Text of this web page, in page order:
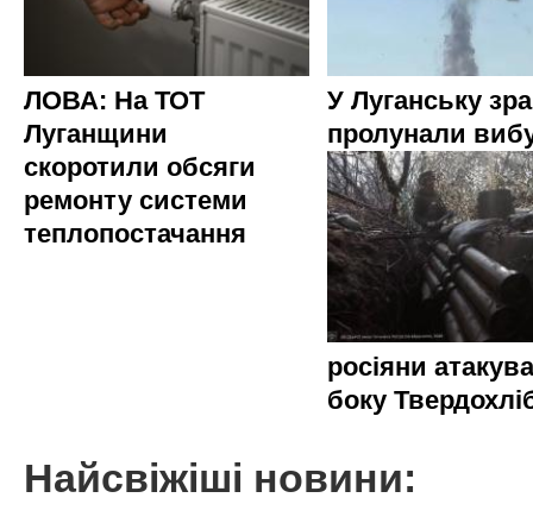
ЛОВА: На ТОТ
Луганщини
скоротили обсяги
ремонту системи
теплопостачання
У Луганську
пролунали
росіяни
боку
Найсвіжіші новини: